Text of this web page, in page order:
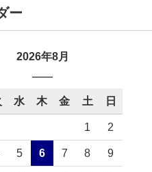
ー
2026年8月
水 木 金 土 日
1 2
5 6 7 8 9